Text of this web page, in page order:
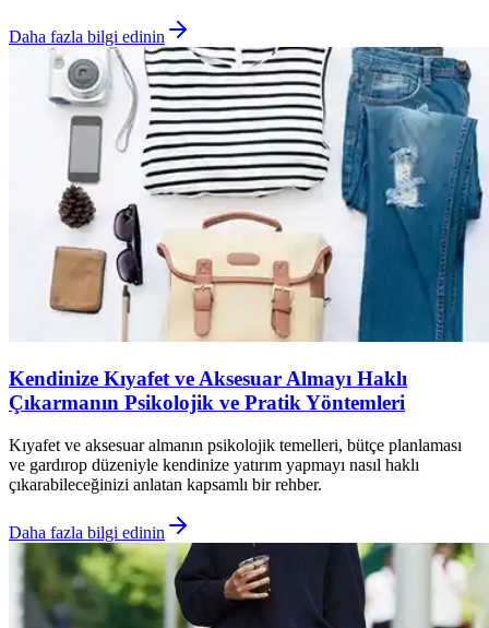
Daha fazla bilgi edinin
Kendinize Kıyafet ve Aksesuar Almayı Haklı
Çıkarmanın Psikolojik ve Pratik Yöntemleri
Kıyafet ve aksesuar almanın psikolojik temelleri, bütçe planlaması
ve gardırop düzeniyle kendinize yatırım yapmayı nasıl haklı
çıkarabileceğinizi anlatan kapsamlı bir rehber.
Daha fazla bilgi edinin